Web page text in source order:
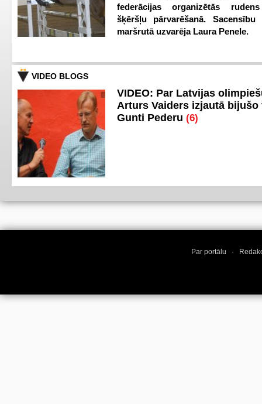
federācijas organizētās
šķēršļu pārvarēšanā. Sacensību
maršrutā uzvarēja Laura Penele.
VIDEO BLOGS
VIDEO: Par Latvijas
Arturs Vaiders izjautā bijušo
Gunti Pederu (6)
Par portālu ·